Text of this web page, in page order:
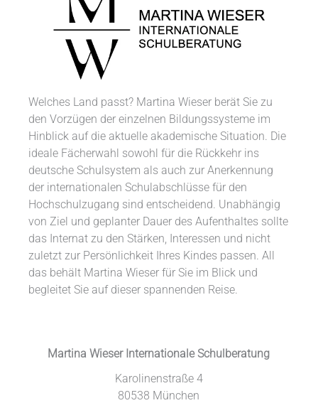
Welches Land passt? Martina Wieser berät Sie zu
den Vorzügen der einzelnen Bildungssysteme im
Hinblick auf die aktuelle akademische Situation. Die
ideale Fächerwahl sowohl für die Rückkehr ins
deutsche Schulsystem als auch zur Anerkennung
der internationalen Schulabschlüsse für den
Hochschulzugang sind entscheidend. Unabhängig
von Ziel und geplanter Dauer des Aufenthaltes sollte
das Internat zu den Stärken, Interessen und nicht
zuletzt zur Persönlichkeit Ihres Kindes passen. All
das behält Martina Wieser für Sie im Blick und
begleitet Sie auf dieser spannenden Reise.
Martina Wieser Internationale Schulberatung
Karolinenstraße 4
80538 München